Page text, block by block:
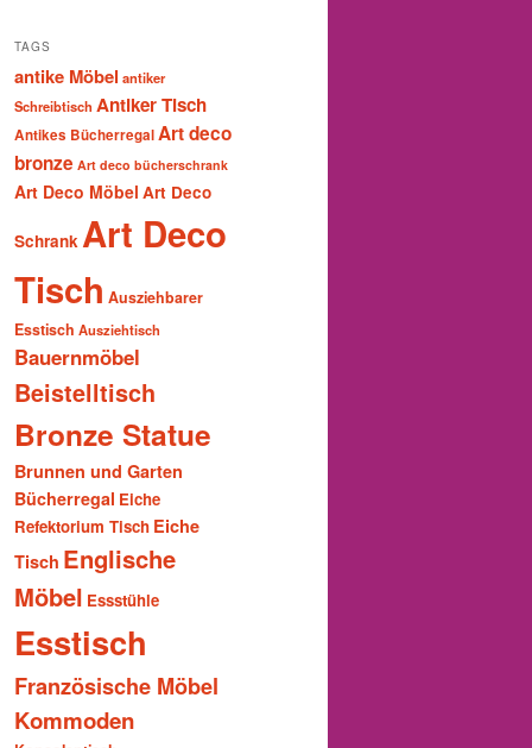
TAGS
antike Möbel antiker
Schreibtisch Antiker Tisch
Antikes BücherregalArt deco
bronze Art deco bücherschrank
Art Deco Möbel Art Deco
Schrank Art Deco
Tisch Ausziehbarer
Esstisch Ausziehtisch
Bauernmöbel
Beistelltisch
Bronze Statue
Brunnen und Garten
Bücherregal Eiche
Refektorium Tisch Eiche
Tisch Englische
Möbel Essstühle
Esstisch
Französische Möbel
Kommoden